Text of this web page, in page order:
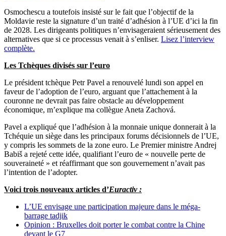
Osmochescu a toutefois insisté sur le fait que l’objectif de la
Moldavie reste la signature d’un traité d’adhésion à l’UE d’ici la fin
de 2028. Les dirigeants politiques n’envisageraient sérieusement des
alternatives que si ce processus venait à s’enliser. Lisez l’interview
complète.
Les Tchèques divisés sur l’euro
Le président tchèque Petr Pavel a renouvelé lundi son appel en
faveur de l’adoption de l’euro, arguant que l’attachement à la
couronne ne devrait pas faire obstacle au développement
économique, m’explique ma collègue Aneta Zachová.
Pavel a expliqué que l’adhésion à la monnaie unique donnerait à la
Tchéquie un siège dans les principaux forums décisionnels de l’UE,
y compris les sommets de la zone euro. Le Premier ministre Andrej
Babiš a rejeté cette idée, qualifiant l’euro de « nouvelle perte de
souveraineté » et réaffirmant que son gouvernement n’avait pas
l’intention de l’adopter.
Voici trois nouveaux articles d’Euractiv :
L’UE envisage une participation majeure dans le méga-
barrage tadjik
Opinion : Bruxelles doit porter le combat contre la Chine
devant le G7